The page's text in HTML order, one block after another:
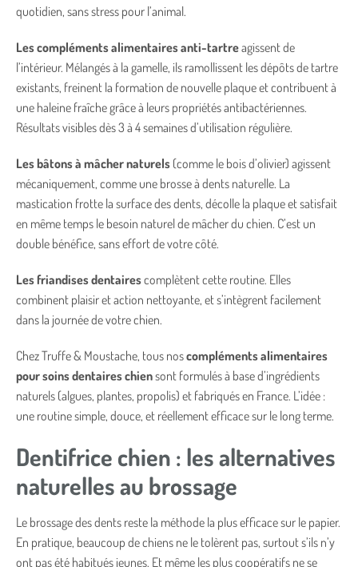
quotidien, sans stress pour l’animal.
Les compléments alimentaires anti-tartreagissent de
l’intérieur. Mélangés à la gamelle, ils ramollissent les dépôts de tartre
existants, freinent la formation de nouvelle plaque et contribuent à
une haleine fraîche grâce à leurs propriétés antibactériennes.
Résultats visibles dès 3 à 4 semaines d’utilisation régulière.
Les bâtons à mâcher naturels (comme le bois d’olivier) agissent
mécaniquement, comme une brosse à dents naturelle. La
mastication frotte la surface des dents, décolle la plaque et satisfait
en même temps le besoin naturel de mâcher du chien. C’est un
double bénéfice, sans effort de votre côté.
Les friandises dentairescomplètent cette routine. Elles
combinent plaisir et action nettoyante, et s’intègrent facilement
dans la journée de votre chien.
Chez Truffe & Moustache, tous noscompléments alimentaires
pour soins dentaires chiensont formulés à base d’ingrédients
naturels (algues, plantes, propolis) et fabriqués en France. L’idée :
une routine simple, douce, et réellement efficace sur le long terme.
Dentifrice chien : les alternatives
naturelles au brossage
Le brossage des dents reste la méthode la plus efficace sur le papier.
En pratique, beaucoup de chiens ne le tolèrent pas, surtout s’ils n’y
ont pas été habitués jeunes. Et même les plus coopératifs ne se